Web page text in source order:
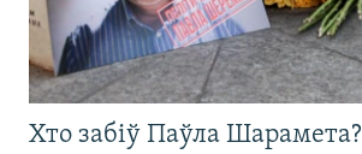
Хто забіў Паўла Шарамета?